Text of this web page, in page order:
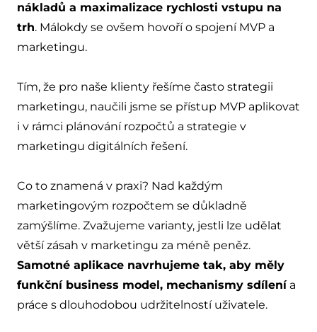
nákladů a maximalizace rychlosti vstupu na
trh. Málokdy se ovšem hovoří o spojení MVP a
marketingu.
Tím, že pro naše klienty řešíme často strategii
marketingu, naučili jsme se přístup MVP aplikovat
i v rámci plánování rozpočtů a strategie v
marketingu digitálních řešení.
Co to znamená v praxi? Nad každým
marketingovým rozpočtem se důkladně
zamýšlíme. Zvažujeme varianty, jestli lze udělat
větší zásah v marketingu za méně peněz.
Samotné aplikace navrhujeme tak, aby měly
funkční business model, mechanismy sdílenía
práce s dlouhodobou udržitelností uživatele.